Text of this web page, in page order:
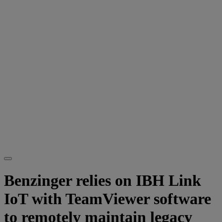
Benzinger relies on IBH Link
IoT with TeamViewer software
to remotely maintain legacy